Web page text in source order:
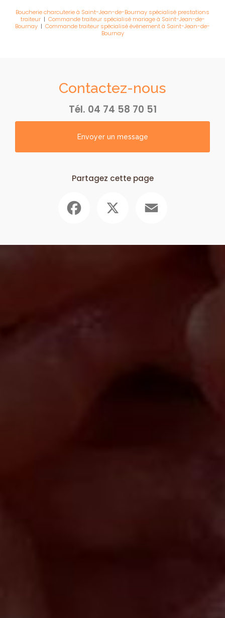
Boucherie charcuterie à Saint-Jean-de-Bournay spécialisé prestations
traiteur| Commande traiteur spécialisé mariage à Saint-Jean-de-
Bournay | Commande traiteur spécialisé événement à Saint-Jean-de-
Bournay
Contactez-nous
Tél. 04 74 58 70 51
Envoyer un message
Partagez cette page